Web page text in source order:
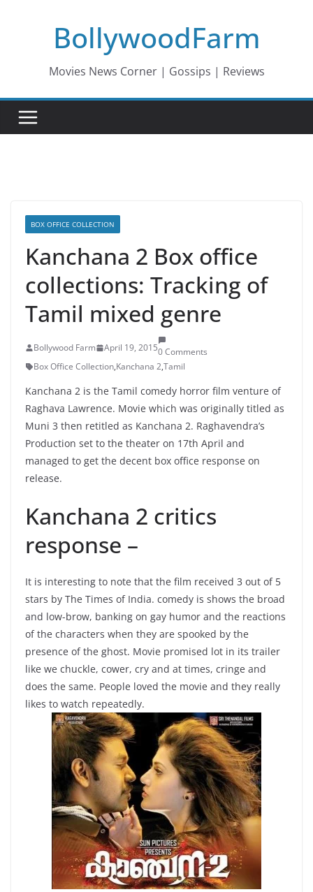
BollywoodFarm
Movies News Corner | Gossips | Reviews
BOX OFFICE COLLECTION
Kanchana 2 Box office
collections: Tracking of
Tamil mixed genre
Bollywood Farm April 19, 20150 Comments
Box Office Collection,Kanchana 2,Tamil
Kanchana 2 is the Tamil comedy horror film venture of
Raghava Lawrence. Movie which was originally titled as
Muni 3 then retitled as Kanchana 2. Raghavendra’s
Production set to the theater on 17th April and
managed to get the decent box office response on
release.
Kanchana 2 critics
response –
It is interesting to note that the film received 3 out of 5
stars by The Times of India. comedy is shows the broad
and low-brow, banking on gay humor and the reactions
of the characters when they are spooked by the
presence of the ghost. Movie promised lot in its trailer
like we chuckle, cower, cry and at times, cringe and
does the same. People loved the movie and they really
likes to watch repeatedly.